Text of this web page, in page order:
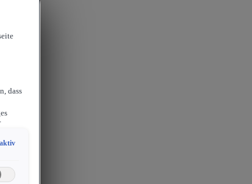
dass
für